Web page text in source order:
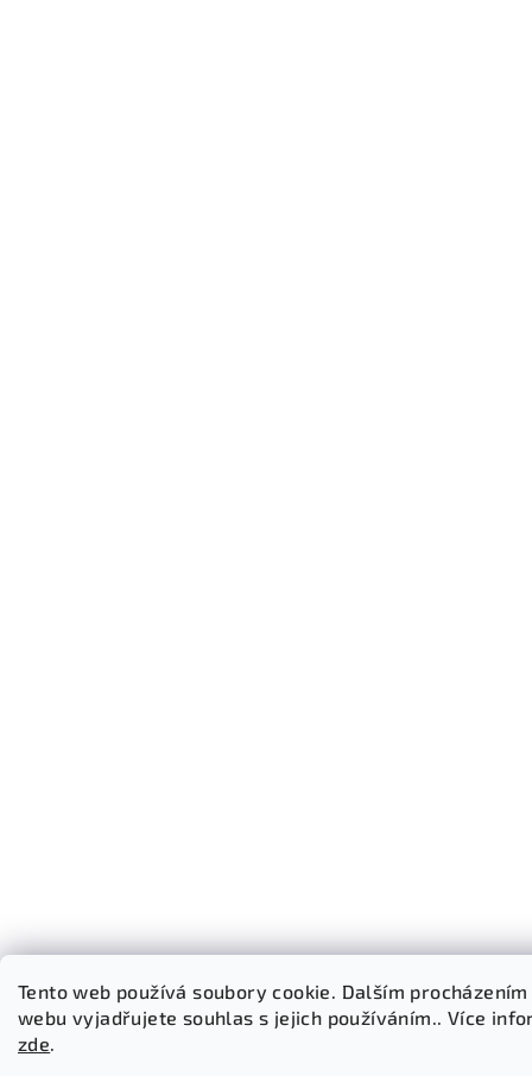
Tento web používá soubory cookie. Dalším
webu vyjadřujete souhlas s jejich používáním.. Více
zde.